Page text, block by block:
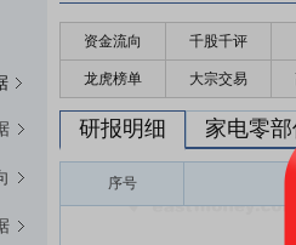
资金流向 千股千评
龙虎榜单 大宗交易
研报明细 家电零部
序号